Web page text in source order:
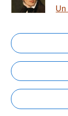
Un